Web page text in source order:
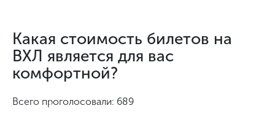
Какая стоимость билетов на
ВХЛ является для вас
комфортной?
Всего проголосовали: 689